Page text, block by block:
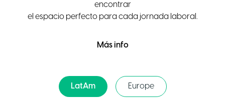
encontrar
el espacio perfecto para cada jornada laboral.
Más info
LatAm Europe